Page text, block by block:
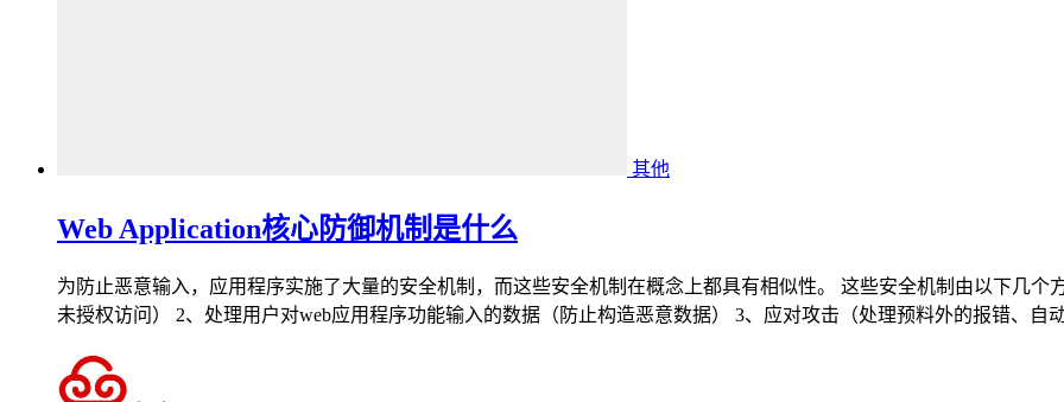
其他
Web Application核心防御机制是什么
为防止恶意输入，应用程序实施了大量的安全机制，而这些安全机制在概念上都具有相似性。 这些安全机制由以下几个
未授权访问） 2、处理用户对web应用程序功能输入的数据（防止构造恶意数据） 3、应对攻击（处理预料外的报错、